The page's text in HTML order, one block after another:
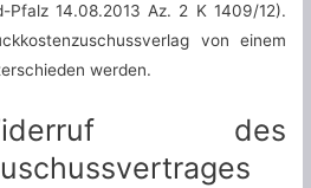
Pfalz 14.08.2013 Az. 2 K 1409/12).
von einem
werden.
des